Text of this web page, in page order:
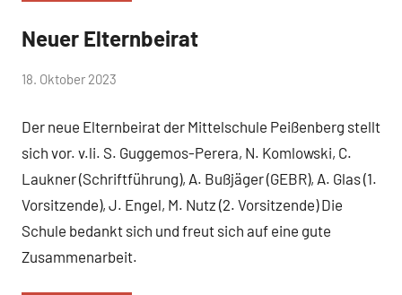
Allgemein
Neuer Elternbeirat
von
Peißenberg
18. Oktober 2023
Der neue Elternbeirat der Mittelschule Peißenberg stellt
sich vor. v.li. S. Guggemos-Perera, N. Komlowski, C.
Laukner (Schriftführung), A. Bußjäger (GEBR), A. Glas (1.
Vorsitzende), J. Engel, M. Nutz (2. Vorsitzende) Die
Schule bedankt sich und freut sich auf eine gute
Zusammenarbeit.